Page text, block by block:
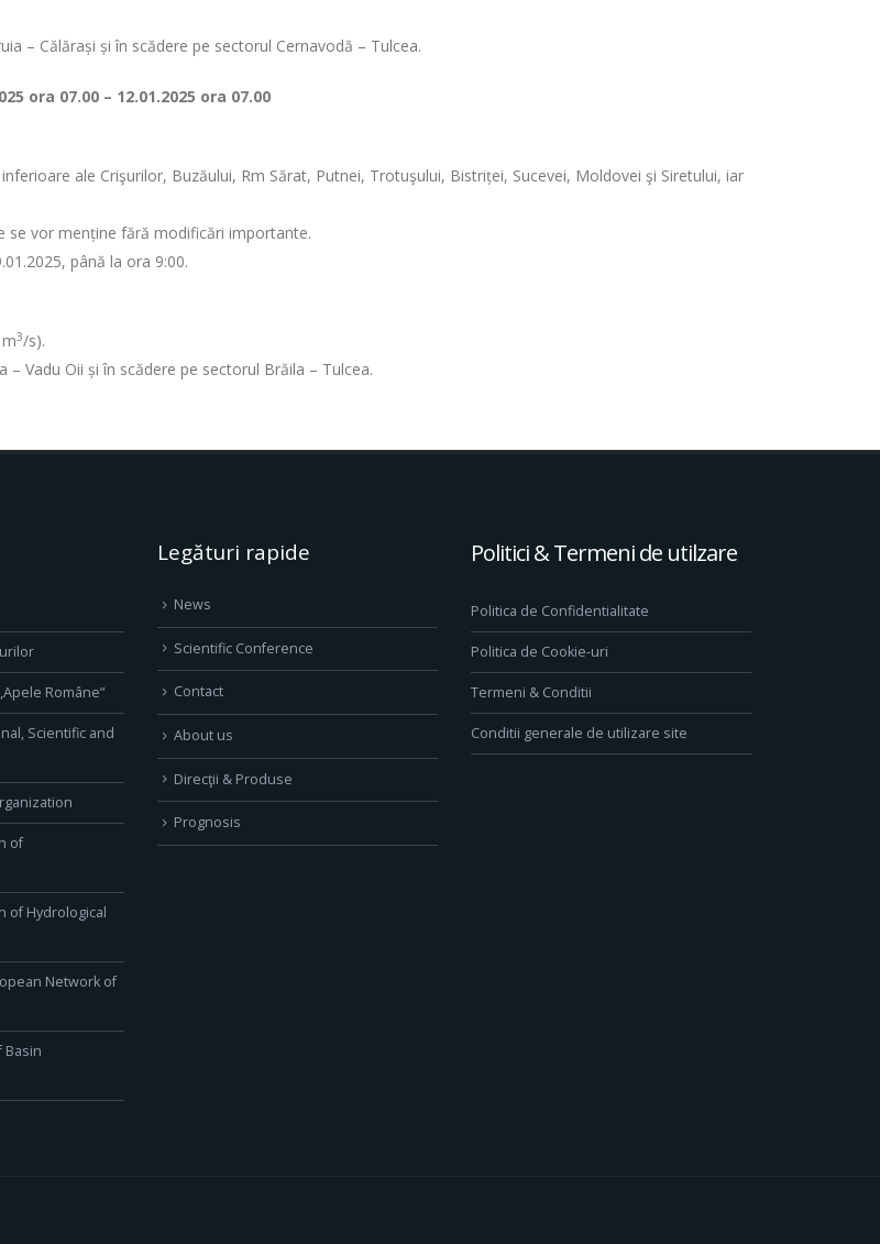
– Călărași și în scădere pe sectorul Cernavodă – Tulcea.
ora 07.00 – 12.01.2025 ora 07.00
ale Crişurilor, Buzăului, Rm Sărat, Putnei, Trotuşului, Bistriței, Sucevei, Moldovei şi Siretului, iar
se vor menține fără modificări importante.
până la ora 9:00.
3/s).
Vadu Oii și în scădere pe sectorul Brăila – Tulcea.
Române”
Scientific and
of
of Hydrological
Network of
Basin
Legături rapide
News
Scientific Conference
Contact
About us
Direcţii & Produse
Prognosis
Politici & Termeni de utilzare
Politica de Confidentialitate
Politica de Cookie-uri
Termeni & Conditii
Conditii generale de utilizare site